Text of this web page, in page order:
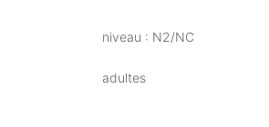
niveau : N2/NC
adultes